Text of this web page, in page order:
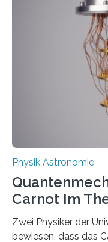
werden schnell
der Forschung der
Jahre alt geworden
Internationalen Jahr
technologie
internationale
Physik Astronomie
Carnot Im
Zwei Physiker der
bewiesen, dass das